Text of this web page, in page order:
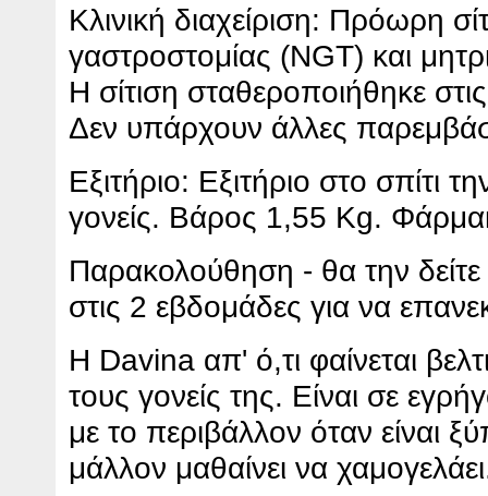
Κλινική διαχείριση: Πρόωρη
γαστροστομίας (NGT) και
Η σίτιση σταθεροποιήθηκε
Δεν υπάρχουν άλλες
Εξιτήριο: Εξιτήριο στο σπίτι
γονείς. Βάρος 1,55 Kg.
Παρακολούθηση - θα την δείτε
στις 2 εβδομάδες για να
Η Davina απ' ό,τι φαίνεται
τους γονείς της. Είναι σε
με το περιβάλλον όταν είναι
μάλλον μαθαίνει να